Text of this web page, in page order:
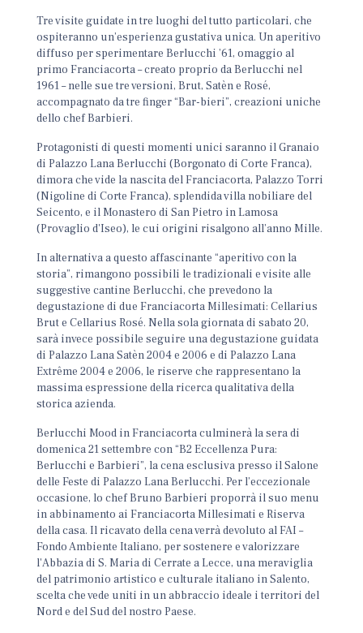
Tre visite guidate in tre luoghi del tutto particolari, che
ospiteranno un’esperienza gustativa unica. Un aperitivo
diffuso per sperimentare Berlucchi ’61, omaggio al
primo Franciacorta – creato proprio da Berlucchi nel
1961 – nelle sue tre versioni, Brut, Satèn e Rosé,
accompagnato da tre finger “Bar-bieri”, creazioni uniche
dello chef Barbieri.
Protagonisti di questi momenti unici saranno il Granaio
di Palazzo Lana Berlucchi (Borgonato di Corte Franca),
dimora che vide la nascita del Franciacorta, Palazzo Torri
(Nigoline di Corte Franca), splendida villa nobiliare del
Seicento, e il Monastero di San Pietro in Lamosa
(Provaglio d'Iseo), le cui origini risalgono all’anno Mille.
In alternativa a questo affascinante “aperitivo con la
storia”, rimangono possibili le tradizionali e visite alle
suggestive cantine Berlucchi, che prevedono la
degustazione di due Franciacorta Millesimati: Cellarius
Brut e Cellarius Rosé. Nella sola giornata di sabato 20,
sarà invece possibile seguire una degustazione guidata
di Palazzo Lana Satèn 2004 e 2006 e di Palazzo Lana
Extrême 2004 e 2006, le riserve che rappresentano la
massima espressione della ricerca qualitativa della
storica azienda.
Berlucchi Mood in Franciacorta culminerà la sera di
domenica 21 settembre con “B2 Eccellenza Pura:
Berlucchi e Barbieri”, la cena esclusiva presso il Salone
delle Feste di Palazzo Lana Berlucchi. Per l’eccezionale
occasione, lo chef Bruno Barbieri proporrà il suo menu
in abbinamento ai Franciacorta Millesimati e Riserva
della casa. Il ricavato della cena verrà devoluto al FAI –
Fondo Ambiente Italiano, per sostenere e valorizzare
l'Abbazia di S. Maria di Cerrate a Lecce, una meraviglia
del patrimonio artistico e culturale italiano in Salento,
scelta che vede uniti in un abbraccio ideale i territori del
Nord e del Sud del nostro Paese.